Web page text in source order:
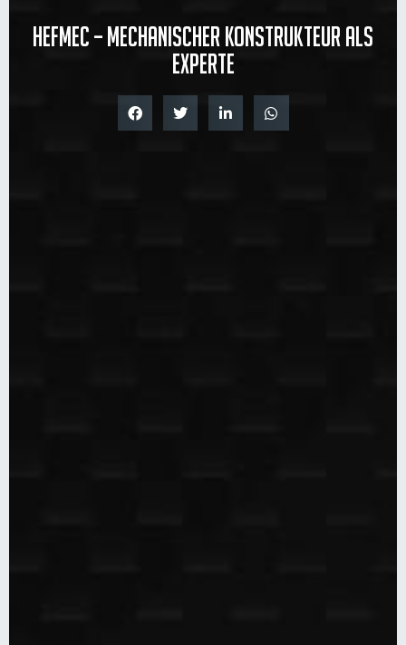
Hefmec – Mechanischer Konstrukteur als
Experte